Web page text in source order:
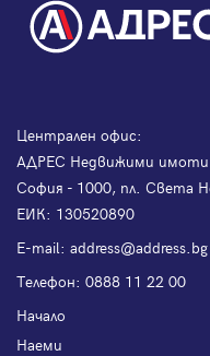
Централен офис:
АДРЕС Недвижими
София - 1000, пл. Света
ЕИК: 130520890
Е-mail: address@address.bg
Телефон: 0888 11 22 00
Начало
Наеми